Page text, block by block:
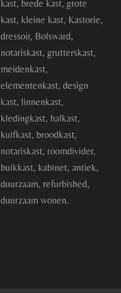
kast, brede kast, grote
kast, kleine kast, Kastorie,
dressoir, Bolsward,
notariskast, grutterskast,
meidenkast,
elementenkast, design
kast, linnenkast,
kledingkast, halkast,
kuifkast, broodkast,
notariskast, roomdivider,
buikkast, kabinet, antiek,
duurzaam, refurbished,
duurzaam wonen.